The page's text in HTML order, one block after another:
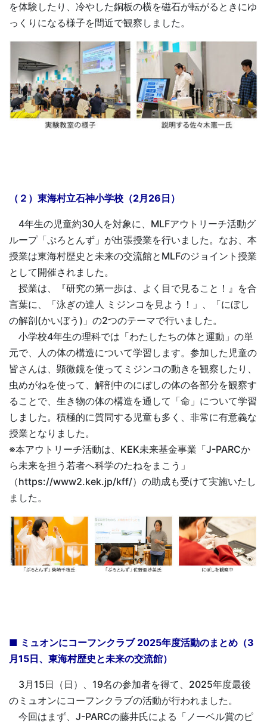
を体験したり、冷やした銅板の横を磁石が転がるときにゆ
っくりになる様子を間近で観察しました。
（２）東海村立石神小学校（2月26日）
4年生の児童約30人を対象に、MLFアウトリーチ活動グ
ループ「ぷろとんず」が出張授業を行いました。なお、本
授業は東海村歴史と未来の交流館とMLFのジョイント授業
として開催されました。
授業は、『研究の第一歩は、よく目で見ること！』を合
言葉に、「泳ぎの達人 ミジンコを見よう！」、「にぼし
の解剖(かいぼう)」の2つのテーマで行いました。
小学校4年生の理科では「わたしたちの体と運動」の単
元で、人の体の構造について学習します。参加した児童の
皆さんは、顕微鏡を使ってミジンコの動きを観察したり、
虫めがねを使って、解剖中のにぼしの体の各部分を観察す
ることで、生き物の体の構造を通して「命」について学習
しました。積極的に質問する児童も多く、非常に有意義な
授業となりました。
※本アウトリーチ活動は、KEK未来基金事業「J-PARCか
ら未来を担う若者へ科学のたねをまこう」
（https://www2.kek.jp/kff/）の助成も受けて実施いたし
ました。
■ ミュオンにコーフンクラブ 2025年度活動のまとめ（3
月15日、東海村歴史と未来の交流館）
3月15日（日）、19名の参加者を得て、2025年度最後
のミュオンにコーフンクラブの活動が行われました。
今回はまず、J-PARCの藤井氏による「ノーベル賞のピ